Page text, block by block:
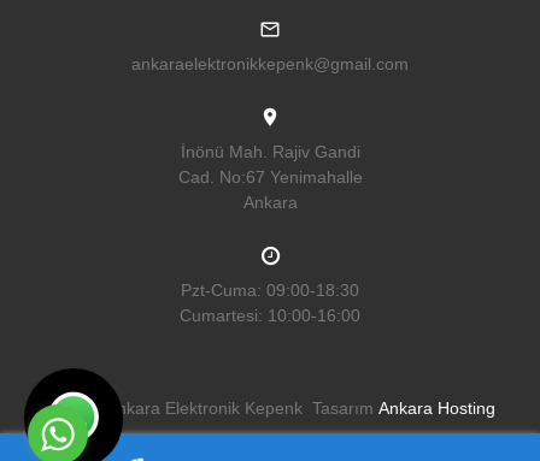
ankaraelektronikkepenk@gmail.com
İnönü Mah. Rajiv Gandi
Cad. No:67 Yenimahalle
Ankara
Pzt-Cuma: 09:00-18:30
Cumartesi: 10:00-16:00
©2026 Ankara Elektronik Kepenk Tasarım Ankara Hosting